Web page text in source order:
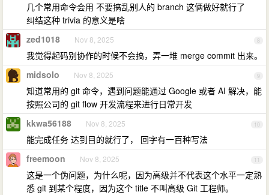
几个常用命令会用 不要搞乱别人的 branch 这俩做好就行了
纠结这种 trivia 的意义是啥
8
zed1018 Nov 8, 2025
我觉得起码别协作的时候不会搞，弄一堆 merge commit 出来。
9
midsolo Nov 8, 2025
知道常用的 git 命令，遇到问题能通过 Google 或者 AI 解决，能
按照公司的 git flow 开发流程来进行日常开发
10
kkwa56188 Nov 8, 2025
能完成任务 达到目的就行了， 回字有一百种写法
11
freemoon Nov 8, 2025
这是一个伪问题，为什么呢，因为高级并不代表这个水平一定熟
悉 git 到某个程度，因为这个 title 不叫高级 Git 工程师。